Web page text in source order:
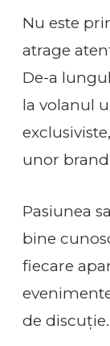
Nu este
atrage
De-a
la volanul
unor
Pasiunea
bine
fiecare
de discuție.